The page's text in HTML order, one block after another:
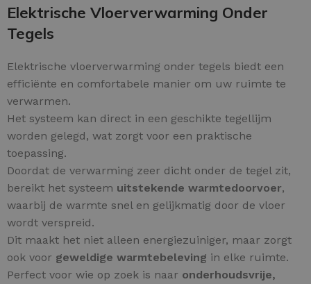
Elektrische Vloerverwarming Onder
Tegels
Elektrische vloerverwarming onder tegels biedt een
efficiënte en comfortabele manier om uw ruimte te
verwarmen.
Het systeem kan direct in een geschikte tegellijm
worden gelegd, wat zorgt voor een praktische
toepassing.
Doordat de verwarming zeer dicht onder de tegel zit,
bereikt het systeem uitstekende warmtedoorvoer,
waarbij de warmte snel en gelijkmatig door de vloer
wordt verspreid.
Dit maakt het niet alleen energiezuiniger, maar zorgt
ook voor geweldige warmtebeleving in elke ruimte.
Perfect voor wie op zoek is naar onderhoudsvrije,